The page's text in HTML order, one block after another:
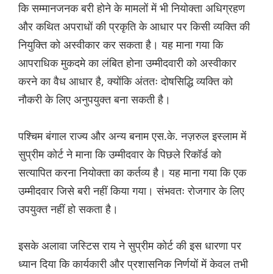
कि सम्मानजनक बरी होने के मामलों में भी नियोक्ता अधिग्रहण
और कथित अपराधों की प्रकृति के आधार पर किसी व्यक्ति की
नियुक्ति को अस्वीकार कर सकता है। यह माना गया कि
आपराधिक मुकदमे का लंबित होना उम्मीदवारी को अस्वीकार
करने का वैध आधार है, क्योंकि अंततः दोषसिद्धि व्यक्ति को
नौकरी के लिए अनुपयुक्त बना सकती है।
पश्चिम बंगाल राज्य और अन्य बनाम एस.के. नज़रुल इस्लाम में
सुप्रीम कोर्ट ने माना कि उम्मीदवार के पिछले रिकॉर्ड को
सत्यापित करना नियोक्ता का कर्तव्य है। यह माना गया कि एक
उम्मीदवार जिसे बरी नहीं किया गया। संभवतः रोजगार के लिए
उपयुक्त नहीं हो सकता है।
इसके अलावा जस्टिस राय ने सुप्रीम कोर्ट की इस धारणा पर
ध्यान दिया कि कार्यकारी और प्रशासनिक निर्णयों में केवल तभी